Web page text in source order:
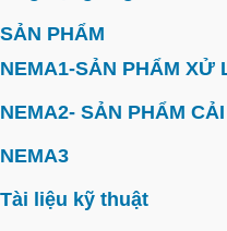
SẢN PHẨM
NEMA1-SẢN PHẨM XỬ
NEMA2- SẢN PHẨM
NEMA3
Tài liệu kỹ thuật